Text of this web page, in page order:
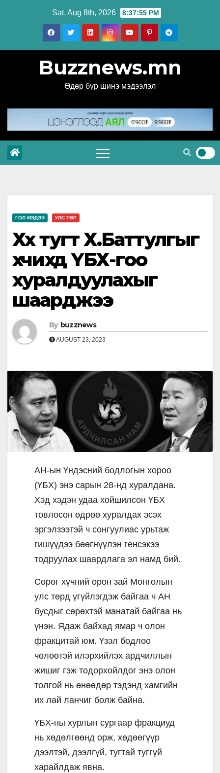
Sat. Aug 8th, 2026 8:37:56 PM
Buzznews.mn
Өдөр бүр шинэ мэдээлэл
ГОЛ МЭДЭЭ УЛС ТӨР
Хөх тугт Х.Баттулгыг
хөөчихөөд ҮБХ-гоо
хуралдуулахыг
шаарджээ
By buzznews
AUGUST 23, 2023
АН-ын Үндэсний бодлогын хороо
(ҮБХ) энэ сарын 28-нд хуралдана.
Хэд хэдэн удаа хойшилсон ҮБХ
товлосон өдрөө хуралдах эсэх
эргэлзээтэй ч сонгуулиас урьтаж
гишүүдээ бөөгнүүлэн генсэкээ
тодруулах шаардлага эл намд бий.
Сөрөг хүчний орон зай Монголын
улс төрд үгүйлэгдэж байгаа ч АН
бусдыг сөрөхтэй манатай байгаа нь
үнэн. Ядаж байхад ямар ч олон
фракцитай юм. Үзэл бодлоо
чөлөөтэй илэрхийлэх ардчиллын
жишиг гэж тодорхойлдог энэ олон
толгой нь өнөөдөр тэдэнд хамгийн
их лай ланчиг болж байна.
ҮБХ-ны хурлын сургаар фракциуд
нь хөдөлгөөнд орж, хөдөөгүүр
дээлтэй, дээлгүй, тугтай туггүй
харайлдаж явна.